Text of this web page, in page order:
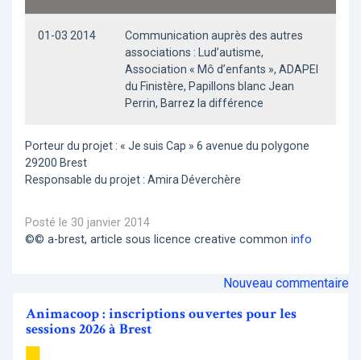
01-03 2014
Communication auprès des autres
associations : Lud’autisme,
Association « Mô d’enfants », ADAPEI
du Finistère, Papillons blanc Jean
Perrin, Barrez la différence
Porteur du projet : « Je suis Cap » 6 avenue du polygone
29200 Brest
Responsable du projet : Amira Déverchère
Posté le 30 janvier 2014
©© a-brest, article sous licence creative common info
Nouveau commentaire
Animacoop : inscriptions ouvertes pour les
sessions 2026 à Brest